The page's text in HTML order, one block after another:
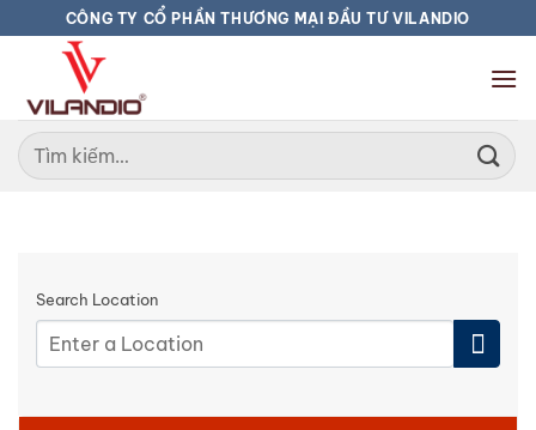
qua
dung
CÔNG TY CỔ PHẦN THƯƠNG MẠI ĐẦU TƯ VILANDIO
Tìm
kiếm:
Search Location